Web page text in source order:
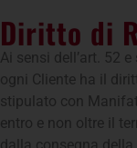
Diritto di
Ai sensi dell’art. 52
ogni Cliente ha il
stipulato con
entro e non oltre il